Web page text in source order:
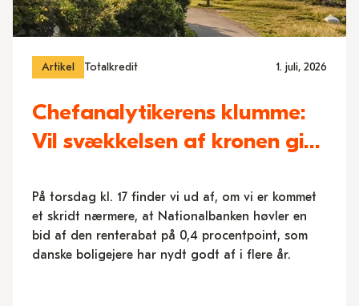
Artikel Totalkredit 1. juli, 2026
Chefanalytikerens klumme:
Vil svækkelsen af kronen give
På torsdag kl. 17 finder vi ud af, om vi er kommet
et skridt nærmere, at Nationalbanken høvler en
bid af den renterabat på 0,4 procentpoint, som
danske boligejere har nydt godt af i flere år.